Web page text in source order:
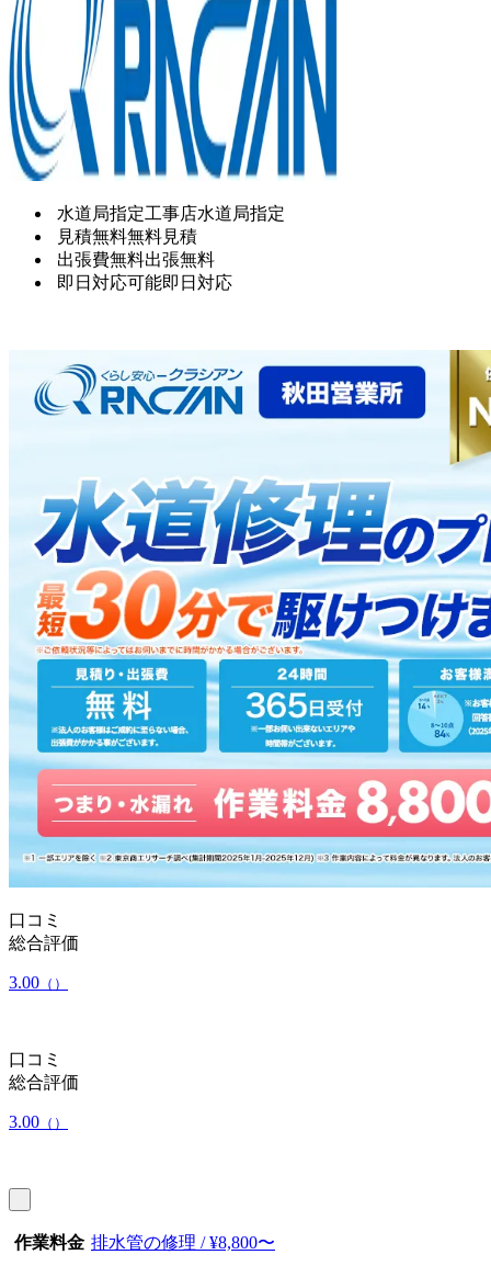
水道局指定工事店水道局指定
見積無料無料見積
出張費無料出張無料
即日対応可能即日対応
口コミ
総合評価
3.00 （）
口コミ
総合評価
3.00 （）
作業料金 排水管の修理 / ¥8,800〜